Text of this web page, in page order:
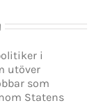
i
utöver
som
Statens